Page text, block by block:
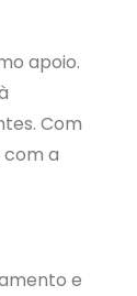
apoio.
Com
a
e